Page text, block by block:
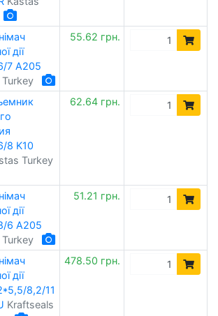
дії
7 A205
Turkey
55.62 грн.
8 K10
Turkey
62.64 грн.
дії
6 A205
Turkey
51.21 грн.
дії
8,2/11
Kraftseals
478.50 грн.